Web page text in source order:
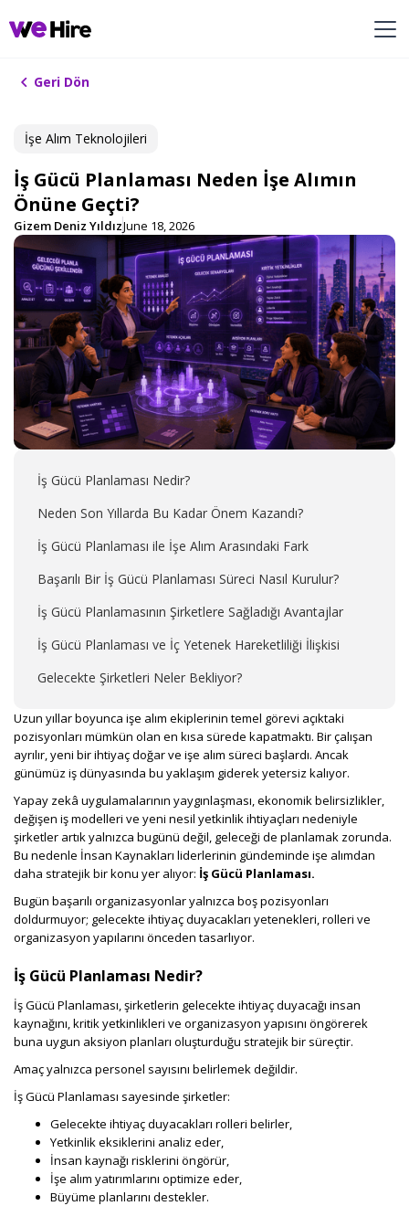
Geri Dön
İşe Alım ​Teknolojileri​
İş Gücü Planlaması Neden İşe Alımın
Önüne Geçti?
Gizem Deniz YıldızJune 18, 2026
İş Gücü Planlaması Nedir?
Neden Son Yıllarda Bu Kadar Önem Kazandı?
İş Gücü Planlaması ile İşe Alım Arasındaki Fark
Başarılı Bir İş Gücü Planlaması Süreci Nasıl Kurulur?
İş Gücü Planlamasının Şirketlere Sağladığı Avantajlar
İş Gücü Planlaması ve İç Yetenek Hareketliliği İlişkisi
Gelecekte Şirketleri Neler Bekliyor?
Uzun yıllar boyunca işe alım ekiplerinin temel görevi açıktaki
pozisyonları mümkün olan en kısa sürede kapatmaktı. Bir çalışan
ayrılır, yeni bir ihtiyaç doğar ve işe alım süreci başlardı. Ancak
günümüz iş dünyasında bu yaklaşım giderek yetersiz kalıyor.
Yapay zekâ uygulamalarının yaygınlaşması, ekonomik belirsizlikler,
değişen iş modelleri ve yeni nesil yetkinlik ihtiyaçları nedeniyle
şirketler artık yalnızca bugünü değil, geleceği de planlamak zorunda.
Bu nedenle İnsan Kaynakları liderlerinin gündeminde işe alımdan
daha stratejik bir konu yer alıyor: İş Gücü Planlaması.
Bugün başarılı organizasyonlar yalnızca boş pozisyonları
doldurmuyor; gelecekte ihtiyaç duyacakları yetenekleri, rolleri ve
organizasyon yapılarını önceden tasarlıyor.
İş Gücü Planlaması Nedir?
İş Gücü Planlaması, şirketlerin gelecekte ihtiyaç duyacağı insan
kaynağını, kritik yetkinlikleri ve organizasyon yapısını öngörerek
buna uygun aksiyon planları oluşturduğu stratejik bir süreçtir.
Amaç yalnızca personel sayısını belirlemek değildir.
İş Gücü Planlaması sayesinde şirketler:
Gelecekte ihtiyaç duyacakları rolleri belirler,
Yetkinlik eksiklerini analiz eder,
İnsan kaynağı risklerini öngörür,
İşe alım yatırımlarını optimize eder,
Büyüme planlarını destekler.